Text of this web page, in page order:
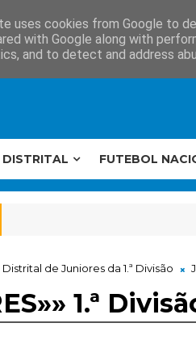
FUTEBOL
de Juniores da 1.ª Divisão
1.ª
uses cookies from Google to
with Google along with
and to detect and address